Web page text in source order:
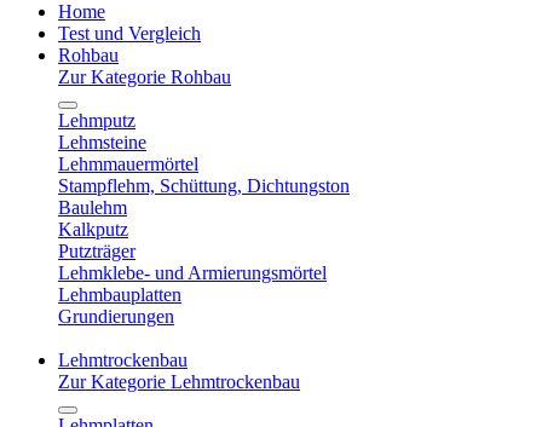
Home
Test und Vergleich
Rohbau
Zur Kategorie Rohbau
Lehmputz
Lehmsteine
Lehmmauermörtel
Stampflehm, Schüttung, Dichtungston
Baulehm
Kalkputz
Putzträger
Lehmklebe- und Armierungsmörtel
Lehmbauplatten
Grundierungen
Lehmtrockenbau
Zur Kategorie Lehmtrockenbau